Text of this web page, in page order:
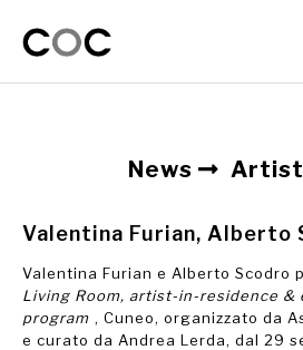
News Artist
Valentina Furian, Alberto
Valentina Furian e Alberto Scodro
Living Room, artist-in-residence &
program , Cuneo, organizzato da
e curato da Andrea Lerda, dal 29